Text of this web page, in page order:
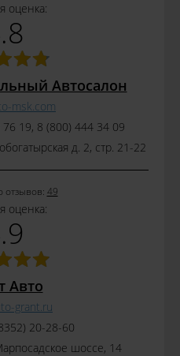
оценка:
Автосалон
msk.com
19, 8 (800) 444 34 09
д. 2, стр. 21-22
отзывов: 49
оценка:
Авто
grant.ru
20-28-60
шоссе, 14